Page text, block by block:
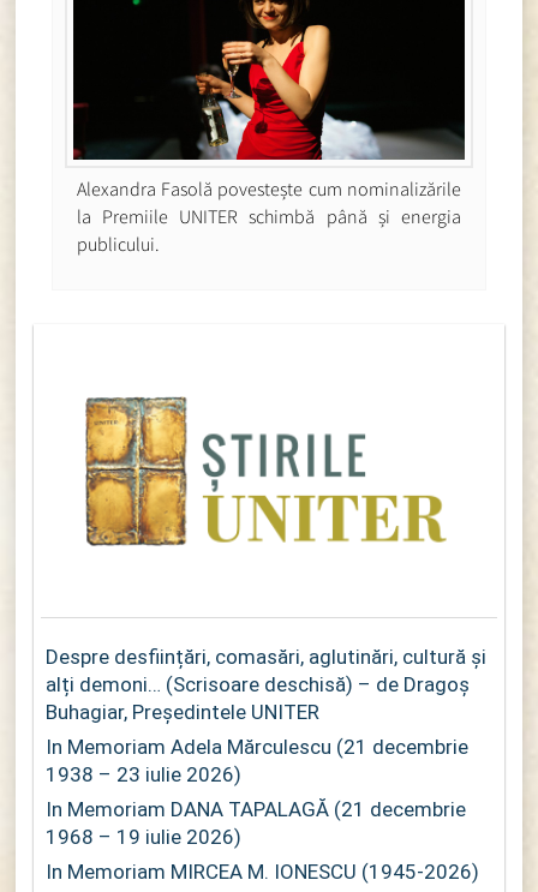
Alexandra Fasolă povestește cum nominalizările
la Premiile UNITER schimbă până și energia
publicului.
Despre desființări, comasări, aglutinări, cultură și
alți demoni… (Scrisoare deschisă) – de Dragoș
Buhagiar, Președintele UNITER
In Memoriam Adela Mărculescu (21 decembrie
1938 – 23 iulie 2026)
In Memoriam DANA TAPALAGĂ (21 decembrie
1968 – 19 iulie 2026)
In Memoriam MIRCEA M. IONESCU (1945-2026)